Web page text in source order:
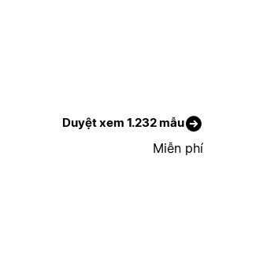
Duyệt xem 1.232 mẫu
Miễn phí